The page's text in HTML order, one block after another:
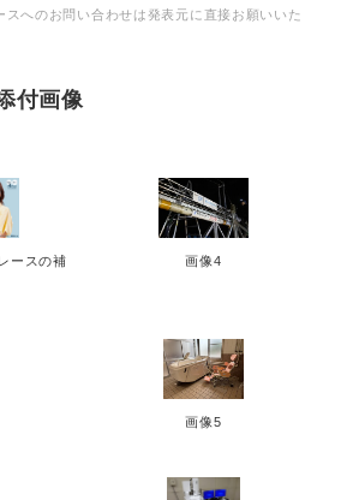
スへのお問い合わせは発表元に直接お願いいた
付画像
ースの補
画像4
画像5